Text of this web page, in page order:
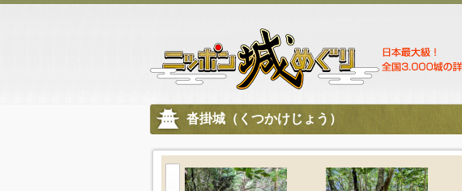
沓掛城（くつかけじょう）